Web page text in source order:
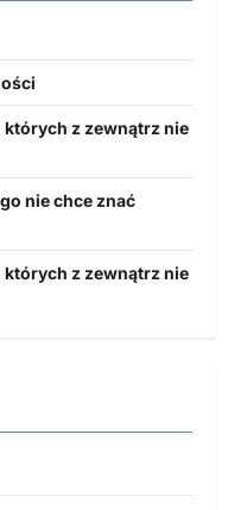
z zewnątrz nie
nie chce znać
z zewnątrz nie